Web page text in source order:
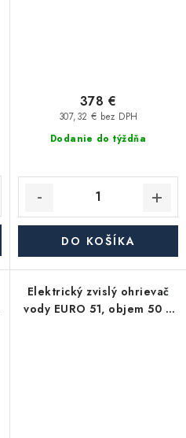
Dodanie do týždňa
307,32 € bez DPH
378 €
DO KOŠÍKA
Elektrický zvislý ohrievač
vody EURO 51, objem 50 l,